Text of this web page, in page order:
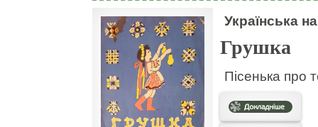
Українська
Грушка
Пісенька про